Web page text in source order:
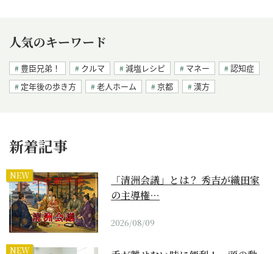
人気のキーワード
豊臣兄弟！ クルマ 減塩レシピ マネー
認知症
定年後の歩き方
老人ホーム 京都 漢方
新着記事
NEW
「清洲会議」とは？ 秀吉が織田家
の主導権…
2026/08/09
NEW